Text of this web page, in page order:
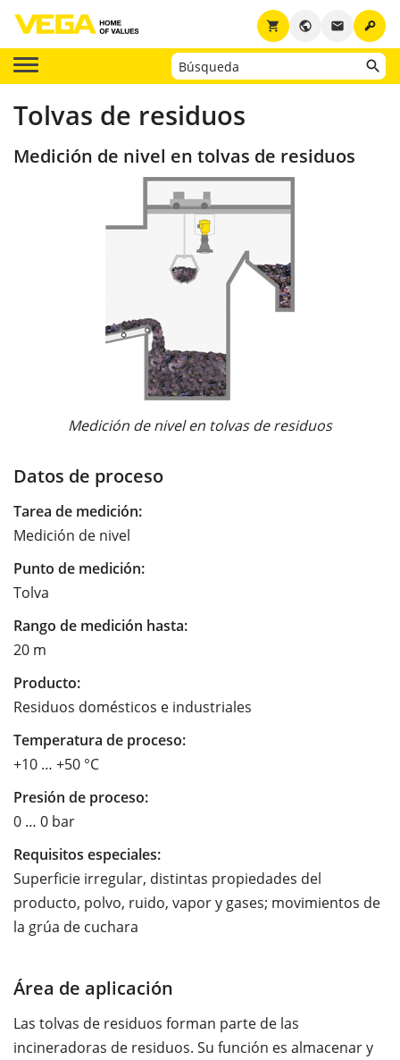
key
email
public
shopping_cart
Tolvas de residuos
Medición de nivel en tolvas de residuos
Medición de nivel en tolvas de residuos
Datos de proceso
Tarea de medición:
Medición de nivel
Punto de medición:
Tolva
Rango de medición hasta:
20 m
Producto:
Residuos domésticos e industriales
Temperatura de proceso:
+10 … +50 °C
Presión de proceso:
0 … 0 bar
Requisitos especiales:
Superficie irregular, distintas propiedades del
producto, polvo, ruido, vapor y gases; movimientos de
la grúa de cuchara
Área de aplicación
Las tolvas de residuos forman parte de las
incineradoras de residuos. Su función es almacenar y